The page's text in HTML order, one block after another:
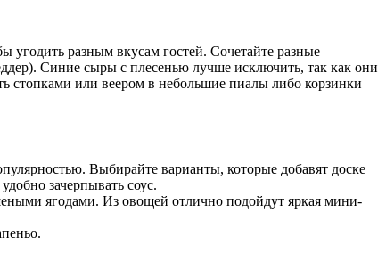
угодить разным вкусам гостей. Сочетайте разные
Синие сыры с плесенью лучше исключить, так как они
стопками или веером в небольшие пиалы либо корзинки
Выбирайте варианты, которые добавят доске
зачерпывать соус.
ягодами. Из овощей отлично подойдут яркая мини-